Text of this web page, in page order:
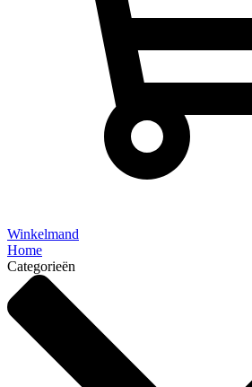
Winkelmand
Home
Categorieën